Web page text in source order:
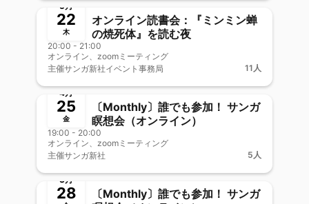
5月
22
木
オンライン読書会：『ミンミン蝉
の焼死体』を読む夜
20:00 - 21:00
オンライン、zoomミーティング
主催サンガ新社イベント事務局 11人
終了
4月
25
金
〔Monthly〕誰でも参加！ サンガ
瞑想会（オンライン）
19:00 - 20:00
オンライン、zoomミーティング
主催サンガ新社 5人
終了
3月
28
〔Monthly〕誰でも参加！ サンガ